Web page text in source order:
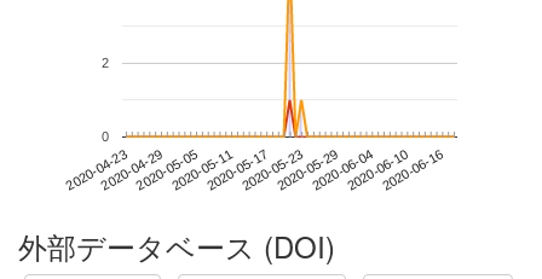
2020-04-232020-04-292020-05-052020-05-112020-05-172020-05-232020-05-292020-06-042020-06-102020-06-16
0
2
外部データベース (DOI)